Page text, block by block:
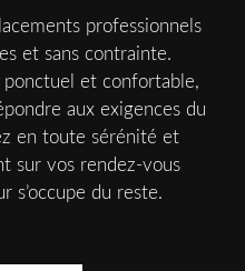
professionnels
et sans contrainte.
ponctuel et confortable,
aux exigences du
en toute sérénité et
sur vos rendez-vous
s’occupe du reste.